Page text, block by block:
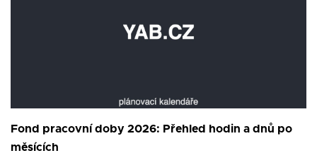
Fond pracovní doby 2026: Přehled hodin a dnů po
měsících